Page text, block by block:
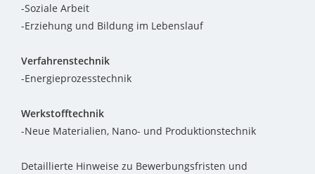
-Soziale Arbeit
-Erziehung und Bildung im Lebenslauf
Verfahrenstechnik
-Energieprozesstechnik
Werkstofftechnik
-Neue Materialien, Nano- und Produktionstechnik
Detaillierte Hinweise zu Bewerbungsfristen und